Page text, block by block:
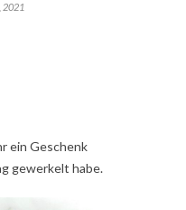
2021
ein Geschenk
gewerkelt habe.